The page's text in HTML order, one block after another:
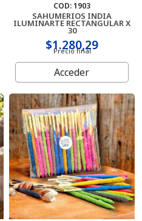
COD: 1903
SAHUMERIOS INDIA
ILUMINARTE RECTANGULAR X
30
$1.280,29
Precio final
Acceder